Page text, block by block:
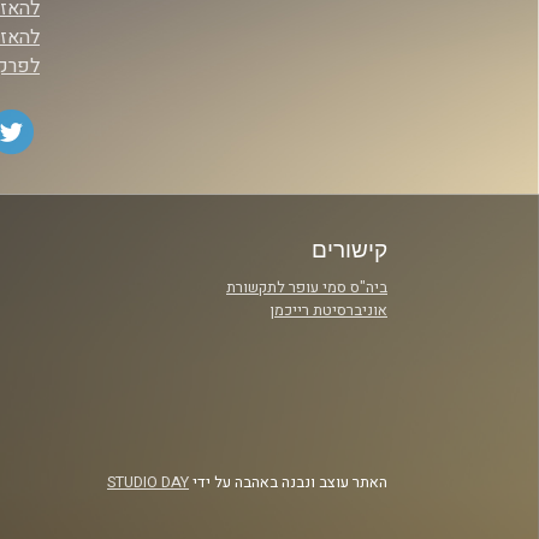
קישורים
ביה"ס סמי עופר לתקשורת
אוניברסיטת רייכמן
האתר עוצב ונבנה באהבה על ידיSTUDIO DAY